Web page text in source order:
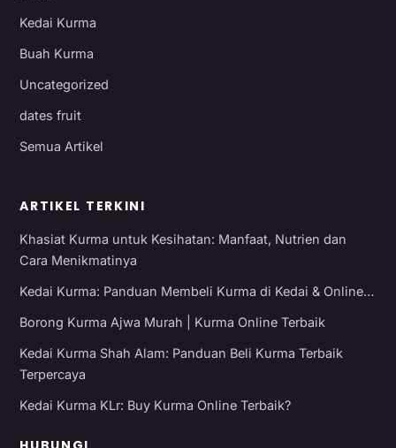
Kedai Kurma
Buah Kurma
Uncategorized
dates fruit
Semua Artikel
ARTIKEL TERKINI
Khasiat Kurma untuk Kesihatan: Manfaat, Nutrien dan
Cara Menikmatinya
Kedai Kurma: Panduan Membeli Kurma di Kedai & Online…
Borong Kurma Ajwa Murah | Kurma Online Terbaik
Kedai Kurma Shah Alam: Panduan Beli Kurma Terbaik
Terpercaya
Kedai Kurma KLr: Buy Kurma Online Terbaik?